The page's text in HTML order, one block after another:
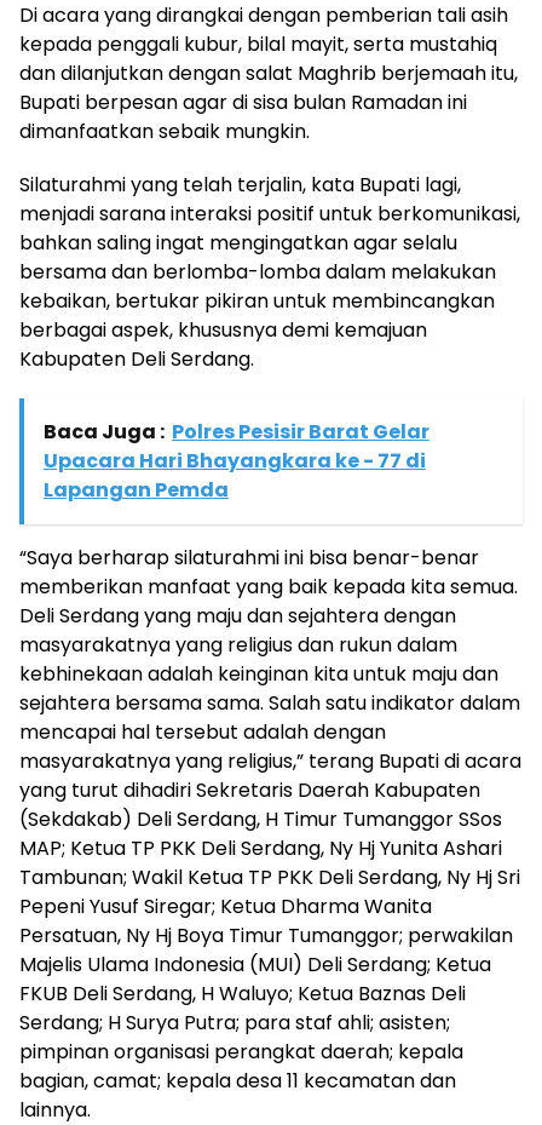
Di acara yang dirangkai dengan pemberian tali asih
kepada penggali kubur, bilal mayit, serta mustahiq
dan dilanjutkan dengan salat Maghrib berjemaah itu,
Bupati berpesan agar di sisa bulan Ramadan ini
dimanfaatkan sebaik mungkin.
Silaturahmi yang telah terjalin, kata Bupati lagi,
menjadi sarana interaksi positif untuk berkomunikasi,
bahkan saling ingat mengingatkan agar selalu
bersama dan berlomba-lomba dalam melakukan
kebaikan, bertukar pikiran untuk membincangkan
berbagai aspek, khususnya demi kemajuan
Kabupaten Deli Serdang.
Baca Juga : Polres Pesisir Barat Gelar
Upacara Hari Bhayangkara ke - 77 di
Lapangan Pemda
“Saya berharap silaturahmi ini bisa benar-benar
memberikan manfaat yang baik kepada kita semua.
Deli Serdang yang maju dan sejahtera dengan
masyarakatnya yang religius dan rukun dalam
kebhinekaan adalah keinginan kita untuk maju dan
sejahtera bersama sama. Salah satu indikator dalam
mencapai hal tersebut adalah dengan
masyarakatnya yang religius,” terang Bupati di acara
yang turut dihadiri Sekretaris Daerah Kabupaten
(Sekdakab) Deli Serdang, H Timur Tumanggor SSos
MAP; Ketua TP PKK Deli Serdang, Ny Hj Yunita Ashari
Tambunan; Wakil Ketua TP PKK Deli Serdang, Ny Hj Sri
Pepeni Yusuf Siregar; Ketua Dharma Wanita
Persatuan, Ny Hj Boya Timur Tumanggor; perwakilan
Majelis Ulama Indonesia (MUI) Deli Serdang; Ketua
FKUB Deli Serdang, H Waluyo; Ketua Baznas Deli
Serdang; H Surya Putra; para staf ahli; asisten;
pimpinan organisasi perangkat daerah; kepala
bagian, camat; kepala desa 11 kecamatan dan
lainnya.